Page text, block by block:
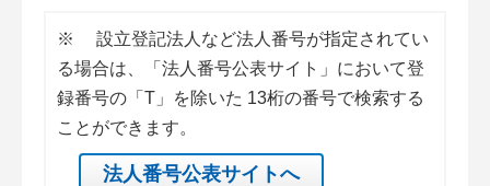
※
設立登記法人など法人番号が指定されてい
る場合は、「法人番号公表サイト」において登
録番号の「T」を除いた 13桁の番号で検索する
ことができます。
法人番号公表サイトへ